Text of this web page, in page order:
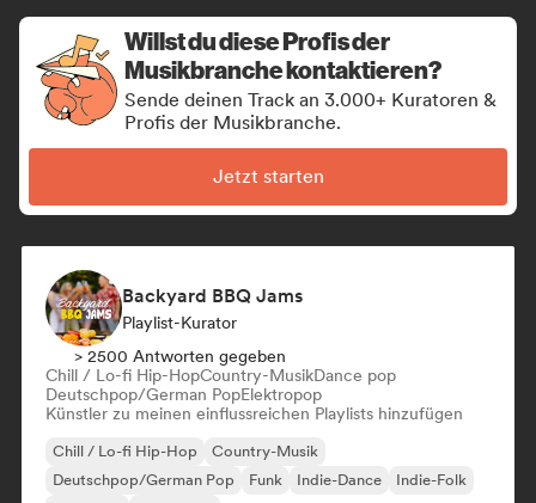
Willst du diese Profis der
Musikbranche kontaktieren?
Sende deinen Track an 3.000+ Kuratoren &
Profis der Musikbranche.
Jetzt starten
Backyard BBQ Jams
Playlist-Kurator
> 2500 Antworten gegeben
Chill / Lo-fi Hip-HopCountry-MusikDance pop
Deutschpop/German PopElektropop
Künstler zu meinen einflussreichen Playlists hinzufügen
Chill / Lo-fi Hip-Hop
Country-Musik
Deutschpop/German Pop
Funk Indie-Dance
Indie-Folk